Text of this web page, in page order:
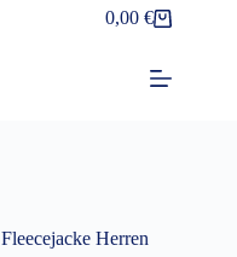
Warenkorb
0,00€
Fleecejacke Herren